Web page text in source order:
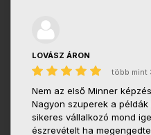
LOVÁSZ ÁRON
több mint
Nem az első Minner
Nagyon szuperek a
sikeres vállalkozó mond
észrevételt ha